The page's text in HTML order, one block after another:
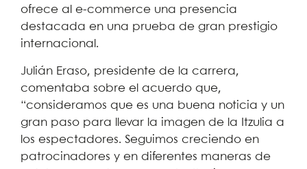
ofrece al e-commerce una presencia
destacada en una prueba de gran prestigio
internacional.
Julián Eraso, presidente de la carrera,
comentaba sobre el acuerdo que,
“consideramos que es una buena noticia y un
gran paso para llevar la imagen de la Itzulia a
los espectadores. Seguimos creciendo en
patrocinadores y en diferentes maneras de